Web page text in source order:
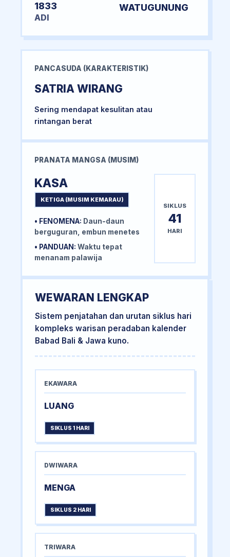
1833
ADI
WATUGUNUNG
PANCASUDA (KARAKTERISTIK)
SATRIA WIRANG
Sering mendapat kesulitan atau
rintangan berat
PRANATA MANGSA (MUSIM)
KASA
KETIGA (MUSIM KEMARAU)
• FENOMENA: Daun-daun
berguguran, embun menetes
• PANDUAN: Waktu tepat
menanam palawija
SIKLUS
41
HARI
WEWARAN LENGKAP
Sistem penjatahan dan urutan siklus hari
kompleks warisan peradaban kalender
Babad Bali & Jawa kuno.
EKAWARA
LUANG
SIKLUS 1 HARI
DWIWARA
MENGA
SIKLUS 2 HARI
TRIWARA